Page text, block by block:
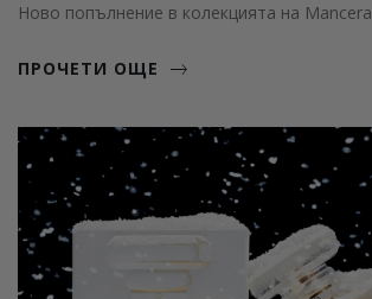
Ново попълнение в колекцията на Mancera
ПРОЧЕТИ ОЩЕ